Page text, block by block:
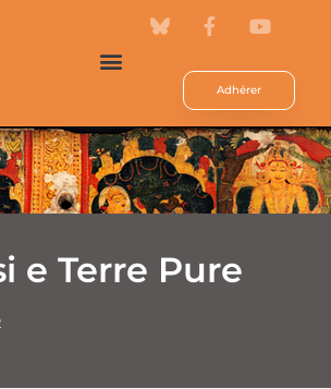
Adhérer
e Terre Pure